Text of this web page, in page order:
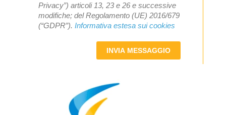
Privacy”) articoli 13, 23 e 26 e successive
modifiche; del Regolamento (UE) 2016/679
(“GDPR”). Informativa estesa sui cookies
INVIA MESSAGGIO